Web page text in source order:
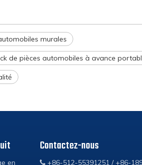
murales
de pièces automobiles à avance
en
Contactez-nous
+86-512-55391251 / +86-